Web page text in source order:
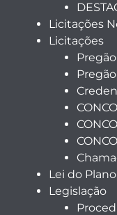
Licitações
Licitações
Lei do
Legislação